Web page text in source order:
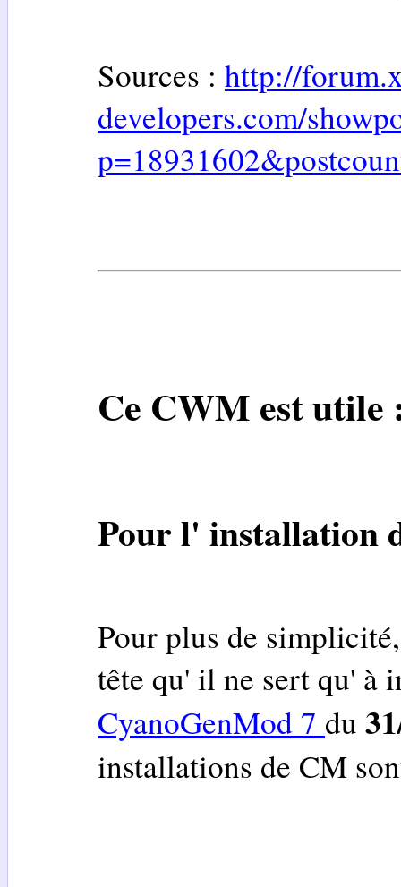
Sources : http://
developers.com/
Ce CWM est utile
Pour l' installation
Pour plus de
tête qu' il ne sert qu' à
CyanoGenMod 7 du
installations de CM